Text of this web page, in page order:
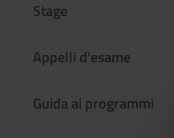
Stage
Appelli d'esame
Guida ai programmi